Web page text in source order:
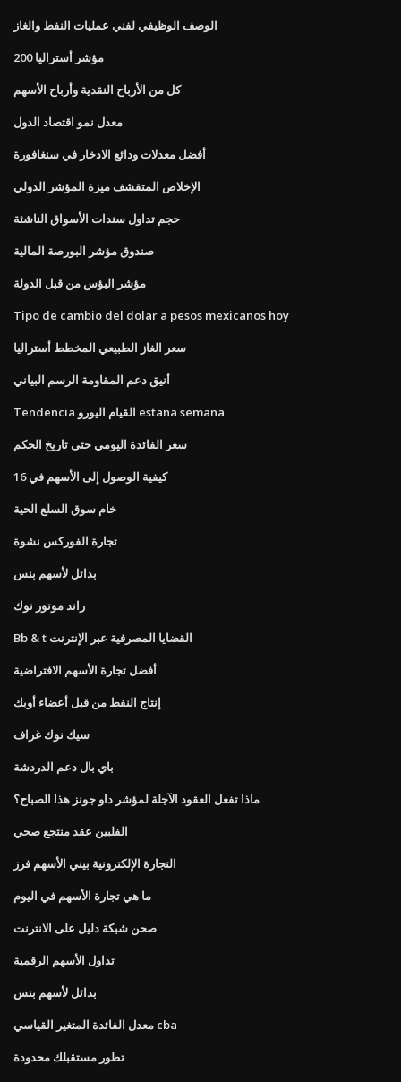
الوصف الوظيفي لفني عمليات النفط والغاز
مؤشر أستراليا 200
كل من الأرباح النقدية وأرباح الأسهم
معدل نمو اقتصاد الدول
أفضل معدلات ودائع الادخار في سنغافورة
الإخلاص المتقشف ميزة المؤشر الدولي
حجم تداول سندات الأسواق الناشئة
صندوق مؤشر البورصة المالية
مؤشر البؤس من قبل الدولة
Tipo de cambio del dolar a pesos mexicanos hoy
سعر الغاز الطبيعي المخطط أستراليا
أنيق دعم المقاومة الرسم البياني
Tendencia القيام اليورو estana semana
سعر الفائدة اليومي حتى تاريخ الحكم
كيفية الوصول إلى الأسهم في 16
خام سوق السلع الحية
تجارة الفوركس نشوة
بدائل لأسهم بنس
راند موتور نوك
Bb & t القضايا المصرفية عبر الإنترنت
أفضل تجارة الأسهم الافتراضية
إنتاج النفط من قبل أعضاء أوبك
سيك نوك غراف
باي بال دعم الدردشة
ماذا تفعل العقود الآجلة لمؤشر داو جونز هذا الصباح؟
الفلبين عقد منتجع صحي
التجارة الإلكترونية بيني الأسهم فرز
ما هي تجارة الأسهم في اليوم
صحن شبكة دليل على الانترنت
تداول الأسهم الرقمية
بدائل لأسهم بنس
معدل الفائدة المتغير القياسي cba
تطور مستقبلك محدودة